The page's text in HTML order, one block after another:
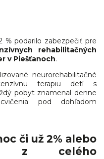
% podarilo zabezpečiť pre
rehabilitačných
v Piešťanoch.
neurorehabilitačné
terapiu detí s
pobyt znamenal denne
pod dohľadom
či už 2% alebo
z celého